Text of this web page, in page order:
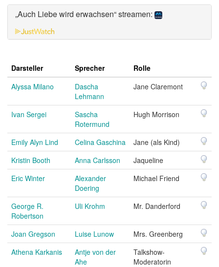
„Auch Liebe wird erwachsen“ streamen:
Darsteller Sprecher
Rolle
Alyssa Milano
Dascha
Lehmann
Jane Claremont
Ivan Sergei
Sascha
Rotermund
Hugh Morrison
Emily Alyn Lind Celina Gaschina
Jane (als Kind)
Kristin Booth
Anna Carlsson
Jaqueline
Eric Winter
Alexander
Doering
Michael Friend
George R.
Robertson
Uli Krohm Mr. Danderford
Joan Gregson Luise Lunow
Mrs. Greenberg
Athena Karkanis
Antje von der
Ahe
Talkshow-
Moderatorin